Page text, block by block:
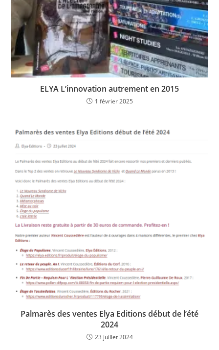
ELYA L’innovation autrement en 2015
1 février 2025
Palmarès des ventes Elya Editions début de l’été
2024
23 juillet 2024